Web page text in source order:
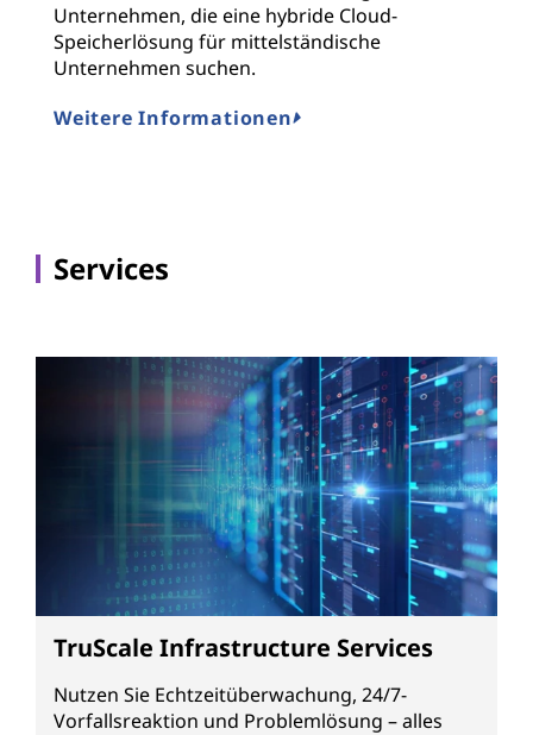
Unternehmen, die eine hybride Cloud-
Speicherlösung für mittelständische
Unternehmen suchen.
Weitere Informationen
Services
TruScale Infrastructure Services
Nutzen Sie Echtzeitüberwachung, 24/7-
Vorfallsreaktion und Problemlösung – alles